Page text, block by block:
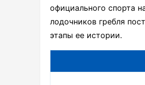
официального спорта
лодочников гребля
этапы ее истории.